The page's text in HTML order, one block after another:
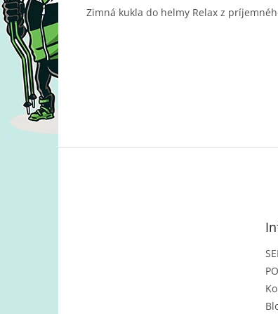
Zimná kukla do helmy Relax z